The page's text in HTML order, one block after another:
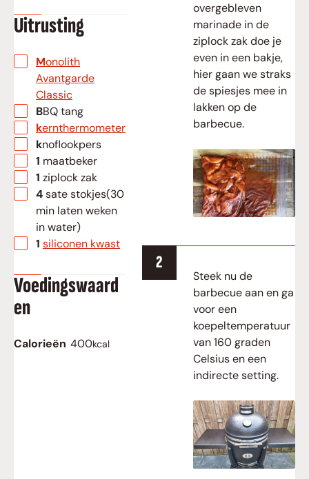
Uitrusting
▢
Monolith
Avantgarde
Classic
▢BBQ tang
▢kernthermometer
▢knoflookpers
▢ 1 maatbeker
▢ 1 ziplock zak
▢
4 sate stokjes(30
min laten weken
in water)
▢ siliconen kwast
Voedingswaard
en
Calorieën 400kcal
overgebleven
marinade in de
ziplock zak doe je
even in een bakje,
hier gaan we straks
de spiesjes mee in
lakken op de
barbecue.
Steek nu de
barbecue aan en ga
voor een
koepeltemperatuur
van 160 graden
Celsius en een
indirecte setting.